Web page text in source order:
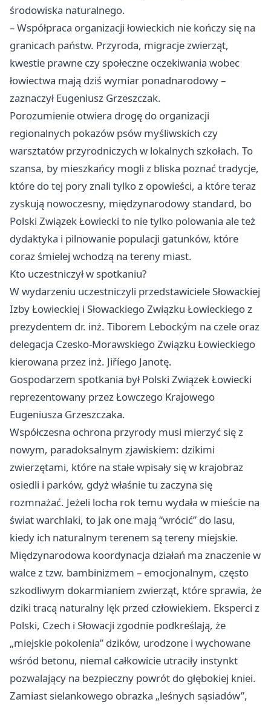
środowiska naturalnego.
– Współpraca organizacji łowieckich nie kończy się na
granicach państw. Przyroda, migracje zwierząt,
kwestie prawne czy społeczne oczekiwania wobec
łowiectwa mają dziś wymiar ponadnarodowy –
zaznaczył Eugeniusz Grzeszczak.
Porozumienie otwiera drogę do organizacji
regionalnych pokazów psów myśliwskich czy
warsztatów przyrodniczych w lokalnych szkołach. To
szansa, by mieszkańcy mogli z bliska poznać tradycje,
które do tej pory znali tylko z opowieści, a które teraz
zyskują nowoczesny, międzynarodowy standard, bo
Polski Związek Łowiecki to nie tylko polowania ale też
dydaktyka i pilnowanie populacji gatunków, które
coraz śmielej wchodzą na tereny miast.
Kto uczestniczył w spotkaniu?
W wydarzeniu uczestniczyli przedstawiciele Słowackiej
Izby Łowieckiej i Słowackiego Związku Łowieckiego z
prezydentem dr. inż. Tiborem Lebockým na czele oraz
delegacja Czesko-Morawskiego Związku Łowieckiego
kierowana przez inż. Jiříego Janotę.
Gospodarzem spotkania był Polski Związek Łowiecki
reprezentowany przez Łowczego Krajowego
Eugeniusza Grzeszczaka.
Współczesna ochrona przyrody musi mierzyć się z
nowym, paradoksalnym zjawiskiem: dzikimi
zwierzętami, które na stałe wpisały się w krajobraz
osiedli i parków, gdyż właśnie tu zaczyna się
rozmnażać. Jeżeli locha rok temu wydała w mieście na
świat warchlaki, to jak one mają “wrócić” do lasu,
kiedy ich naturalnym terenem są tereny miejskie.
Międzynarodowa koordynacja działań ma znaczenie w
walce z tzw. bambinizmem – emocjonalnym, często
szkodliwym dokarmianiem zwierząt, które sprawia, że
dziki tracą naturalny lęk przed człowiekiem. Eksperci z
Polski, Czech i Słowacji zgodnie podkreślają, że
„miejskie pokolenia” dzików, urodzone i wychowane
wśród betonu, niemal całkowicie utraciły instynkt
pozwalający na bezpieczny powrót do głębokiej kniei.
Zamiast sielankowego obrazka „leśnych sąsiadów”,